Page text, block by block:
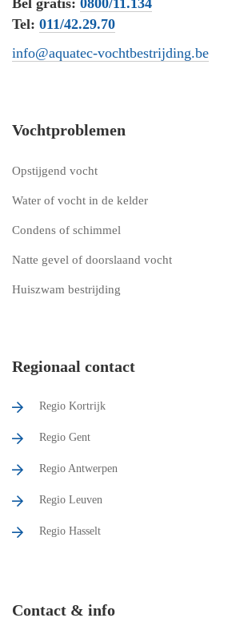
Bel gratis: 0800/11.134
Tel: 011/42.29.70
info@aquatec-vochtbestrijding.be
Vochtproblemen
Opstijgend vocht
Water of vocht in de kelder
Condens of schimmel
Natte gevel of doorslaand vocht
Huiszwam bestrijding
Regionaal contact
Regio Kortrijk
Regio Gent
Regio Antwerpen
Regio Leuven
Regio Hasselt
Contact & info